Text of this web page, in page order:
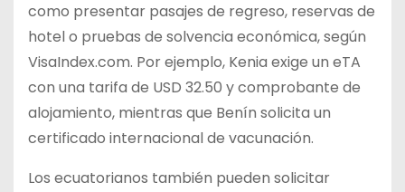
como presentar pasajes de regreso, reservas de
hotel o pruebas de solvencia económica, según
VisaIndex.com. Por ejemplo, Kenia exige un eTA
con una tarifa de USD 32.50 y comprobante de
alojamiento, mientras que Benín solicita un
certificado internacional de vacunación.
Los ecuatorianos también pueden solicitar